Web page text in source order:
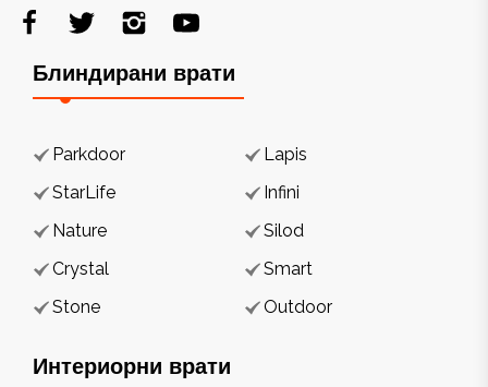
Блиндирани врати
Parkdoor
Lapis
StarLife
Infini
Nature
Silod
Crystal
Smart
Stone
Outdoor
Интериорни врати